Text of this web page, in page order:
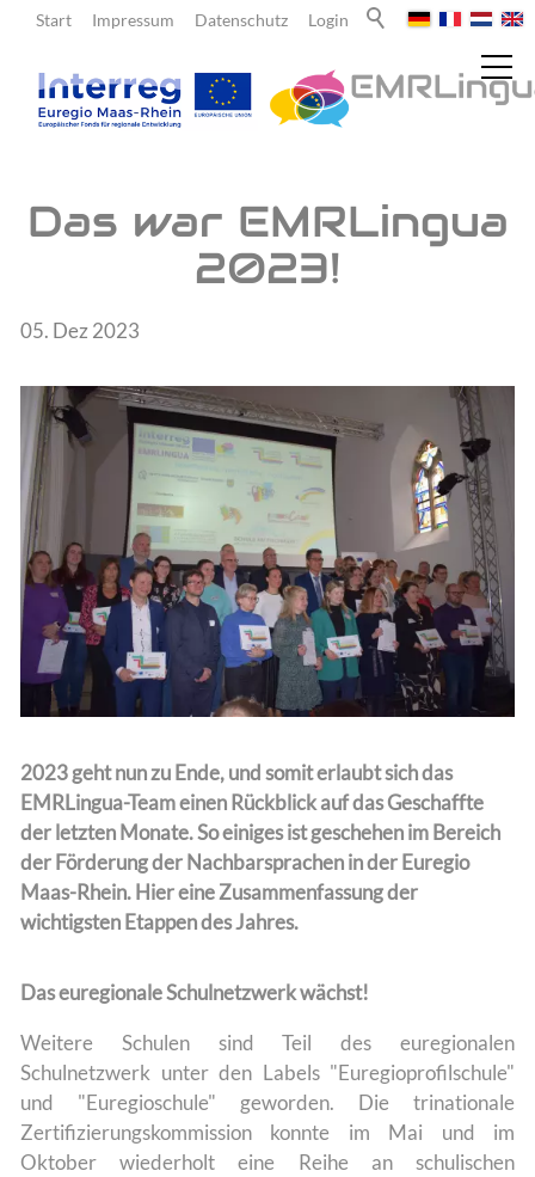
Login
Datenschutz
Impressum
Start
Lehrende
Team
Das war EMRLingua
2023!
05. Dez 2023
2023 geht nun zu Ende, und somit erlaubt sich das
EMRLingua-Team einen Rückblick auf das Geschaffte
der letzten Monate. So einiges ist geschehen im Bereich
der Förderung der Nachbarsprachen in der Euregio
Maas-Rhein. Hier eine Zusammenfassung der
wichtigsten Etappen des Jahres.
Das euregionale Schulnetzwerk wächst!
Weitere Schulen sind Teil des euregionalen
Schulnetzwerk unter den Labels "Euregioprofilschule"
und "Euregioschule" geworden. Die trinationale
Zertifizierungskommission konnte im Mai und im
Oktober wiederholt eine Reihe an schulischen